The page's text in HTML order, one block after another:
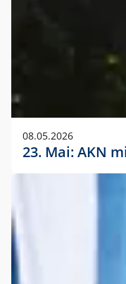
08.05.2026
23. Mai: AKN